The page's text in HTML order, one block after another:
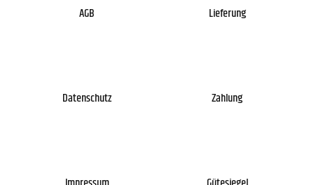
AGB
Datenschutz
Lieferung
Zahlung